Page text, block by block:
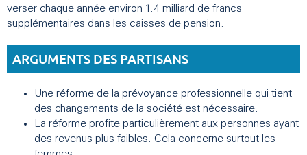
verser chaque année environ 1.4 milliard de francs
supplémentaires dans les caisses de pension.
ARGUMENTS DES PARTISANS
Une réforme de la prévoyance professionnelle qui tient
des changements de la société est nécessaire.
La réforme profite particulièrement aux personnes ayant
des revenus plus faibles. Cela concerne surtout les